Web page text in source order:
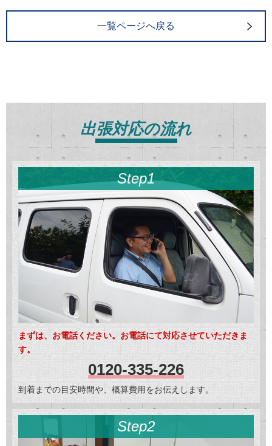
一覧ページへ戻る
出張対応の流れ
Step1
まずは、お電話ください。お電話にて対応させていただきま
す。
0120-335-226
到着までの目安時間や、概算費用をお伝えします。
Step2